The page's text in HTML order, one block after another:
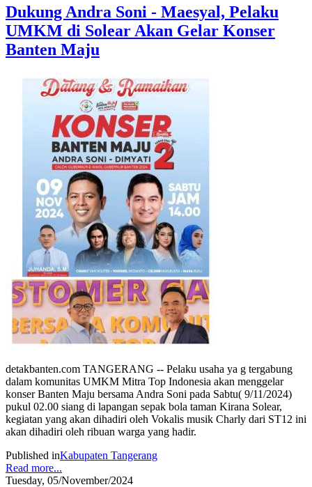
Dukung Andra Soni - Maesyal, Pelaku
UMKM di Solear Akan Gelar Konser
Banten Maju
detakbanten.com TANGERANG -- Pelaku usaha ya g tergabung
dalam komunitas UMKM Mitra Top Indonesia akan menggelar
konser Banten Maju bersama Andra Soni pada Sabtu( 9/11/2024)
pukul 02.00 siang di lapangan sepak bola taman Kirana Solear,
kegiatan yang akan dihadiri oleh Vokalis musik Charly dari ST12 ini
akan dihadiri oleh ribuan warga yang hadir.
Published inKabupaten Tangerang
Read more...
Tuesday, 05/November/2024